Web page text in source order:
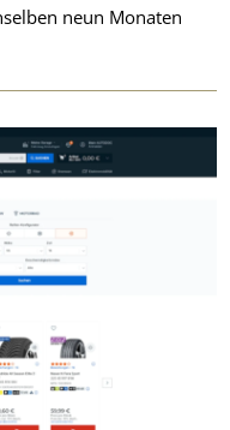
neun Monaten